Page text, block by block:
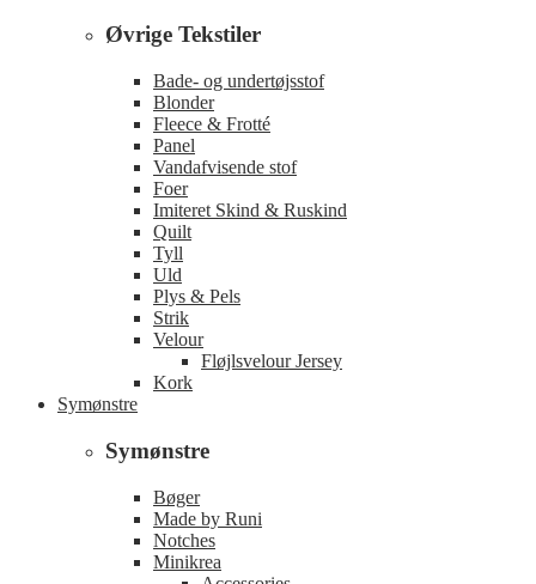
Øvrige Tekstiler
Bade- og undertøjsstof
Blonder
Fleece & Frotté
Panel
Vandafvisende stof
Foer
Imiteret Skind & Ruskind
Quilt
Tyll
Uld
Plys & Pels
Strik
Velour
Fløjlsvelour Jersey
Kork
Symønstre
Symønstre
Bøger
Made by Runi
Notches
Minikrea